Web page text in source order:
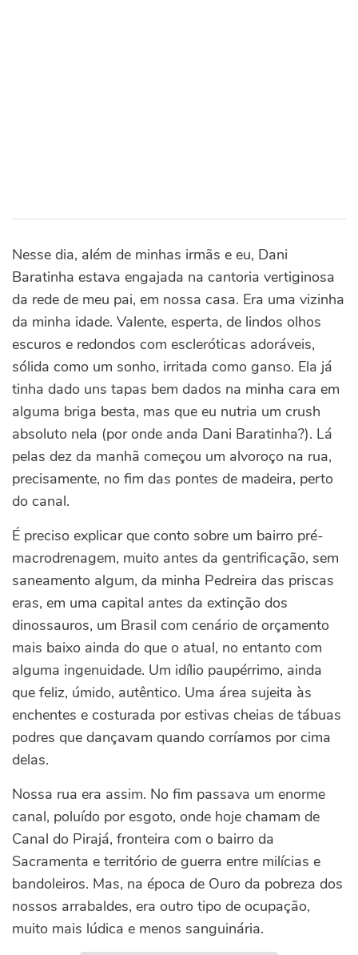
Nesse dia, além de minhas irmãs e eu, Dani
Baratinha estava engajada na cantoria vertiginosa
da rede de meu pai, em nossa casa. Era uma vizinha
da minha idade. Valente, esperta, de lindos olhos
escuros e redondos com escleróticas adoráveis,
sólida como um sonho, irritada como ganso. Ela já
tinha dado uns tapas bem dados na minha cara em
alguma briga besta, mas que eu nutria um crush
absoluto nela (por onde anda Dani Baratinha?). Lá
pelas dez da manhã começou um alvoroço na rua,
precisamente, no fim das pontes de madeira, perto
do canal.
É preciso explicar que conto sobre um bairro pré-
macrodrenagem, muito antes da gentrificação, sem
saneamento algum, da minha Pedreira das priscas
eras, em uma capital antes da extinção dos
dinossauros, um Brasil com cenário de orçamento
mais baixo ainda do que o atual, no entanto com
alguma ingenuidade. Um idílio paupérrimo, ainda
que feliz, úmido, autêntico. Uma área sujeita às
enchentes e costurada por estivas cheias de tábuas
podres que dançavam quando corríamos por cima
delas.
Nossa rua era assim. No fim passava um enorme
canal, poluído por esgoto, onde hoje chamam de
Canal do Pirajá, fronteira com o bairro da
Sacramenta e território de guerra entre milícias e
bandoleiros. Mas, na época de Ouro da pobreza dos
nossos arrabaldes, era outro tipo de ocupação,
muito mais lúdica e menos sanguinária.